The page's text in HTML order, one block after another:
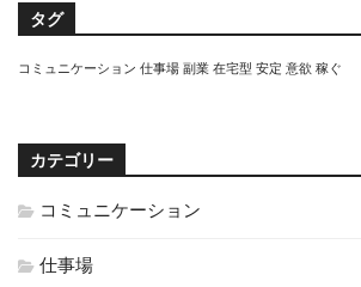
タグ
コミュニケーション 仕事場 副業 在宅型 安定 意欲 稼ぐ
カテゴリー
コミュニケーション
仕事場